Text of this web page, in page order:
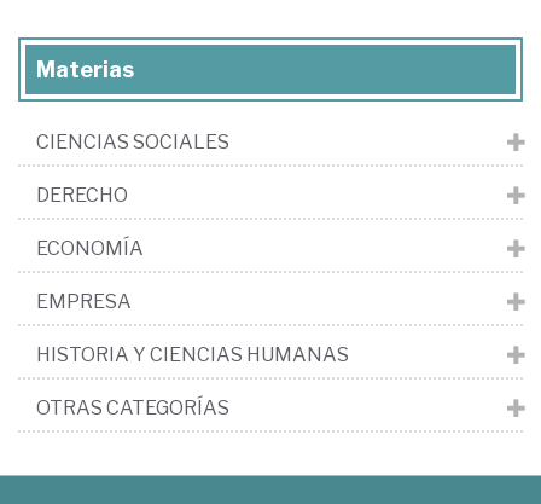
Materias
CIENCIAS SOCIALES
DERECHO
ECONOMÍA
EMPRESA
HISTORIA Y CIENCIAS HUMANAS
OTRAS CATEGORÍAS